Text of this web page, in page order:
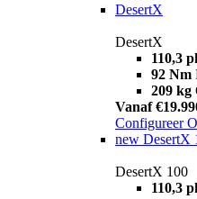
DesertX
DesertX
110,3
92 Nm
209 kg
Vanaf
Configureer
new DesertX
DesertX 100
110,3